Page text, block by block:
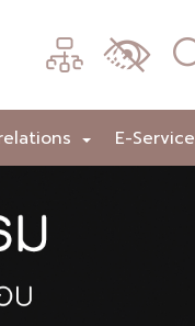
เมนู
เปลี่ยน
ผล
+ E-Service